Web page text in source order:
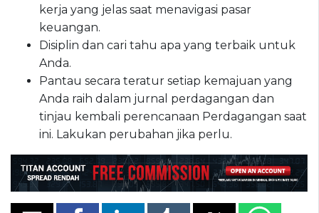
kerja yang jelas saat menavigasi pasar
keuangan.
Disiplin dan cari tahu apa yang terbaik untuk
Anda.
Pantau secara teratur setiap kemajuan yang
Anda raih dalam jurnal perdagangan dan
tinjau kembali perencanaan Perdagangan saat
ini. Lakukan perubahan jika perlu.